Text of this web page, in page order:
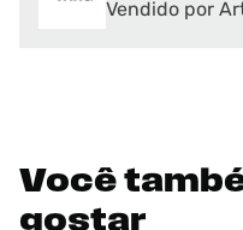
Vendido por
Você
gostar